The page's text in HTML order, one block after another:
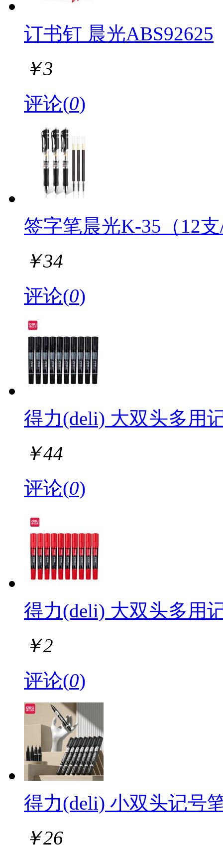
订书钉 晨光ABS92625
￥3
评论(0)
签字笔晨光K-35（12
￥34
评论(0)
得力(deli) 大双头多用
￥44
评论(0)
得力(deli) 大双头多用
￥2
评论(0)
得力(deli) 小双头记号
￥26